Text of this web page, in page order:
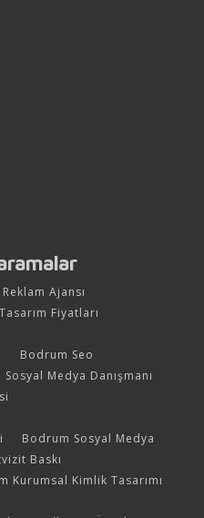
Ajansı
Fiyatları
Bodrum Seo
Medya Danışmanı
Bodrum Sosyal Medya
Baskı
Kurumsal Kimlik Tasarımı